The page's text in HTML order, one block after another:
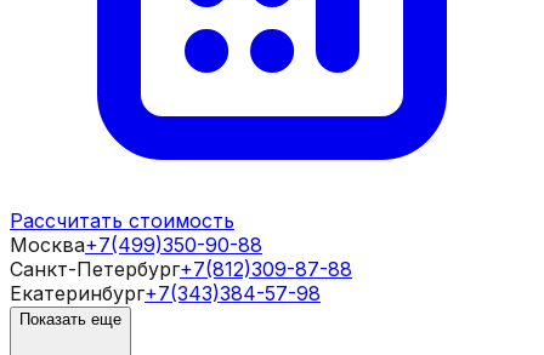
Рассчитать стоимость
Москва+7(499)350-90-88
Санкт-Петербург+7(812)309-87-88
Екатеринбург+7(343)384-57-98
Показать еще